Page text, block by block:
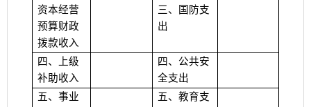
资本经营
预算财政
拨款收入
三、国防支
出
四、上级
补助收入
四、公共安
全支出
五、事业
五、教育支